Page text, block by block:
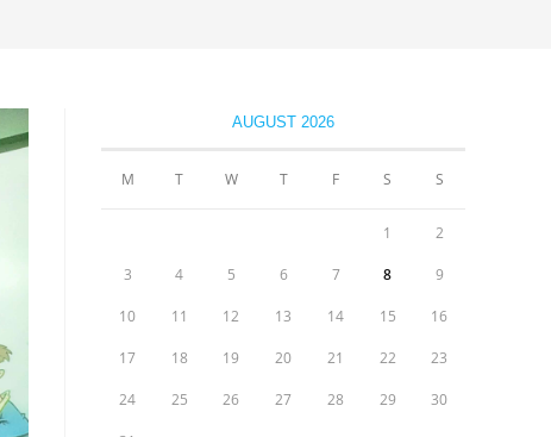
AUGUST 2026
M T W T F S S
1 2
3 4 5 6 7 8 9
10 11 12 13 14 15 16
17 18 19 20 21 22 23
24 25 26 27 28 29 30